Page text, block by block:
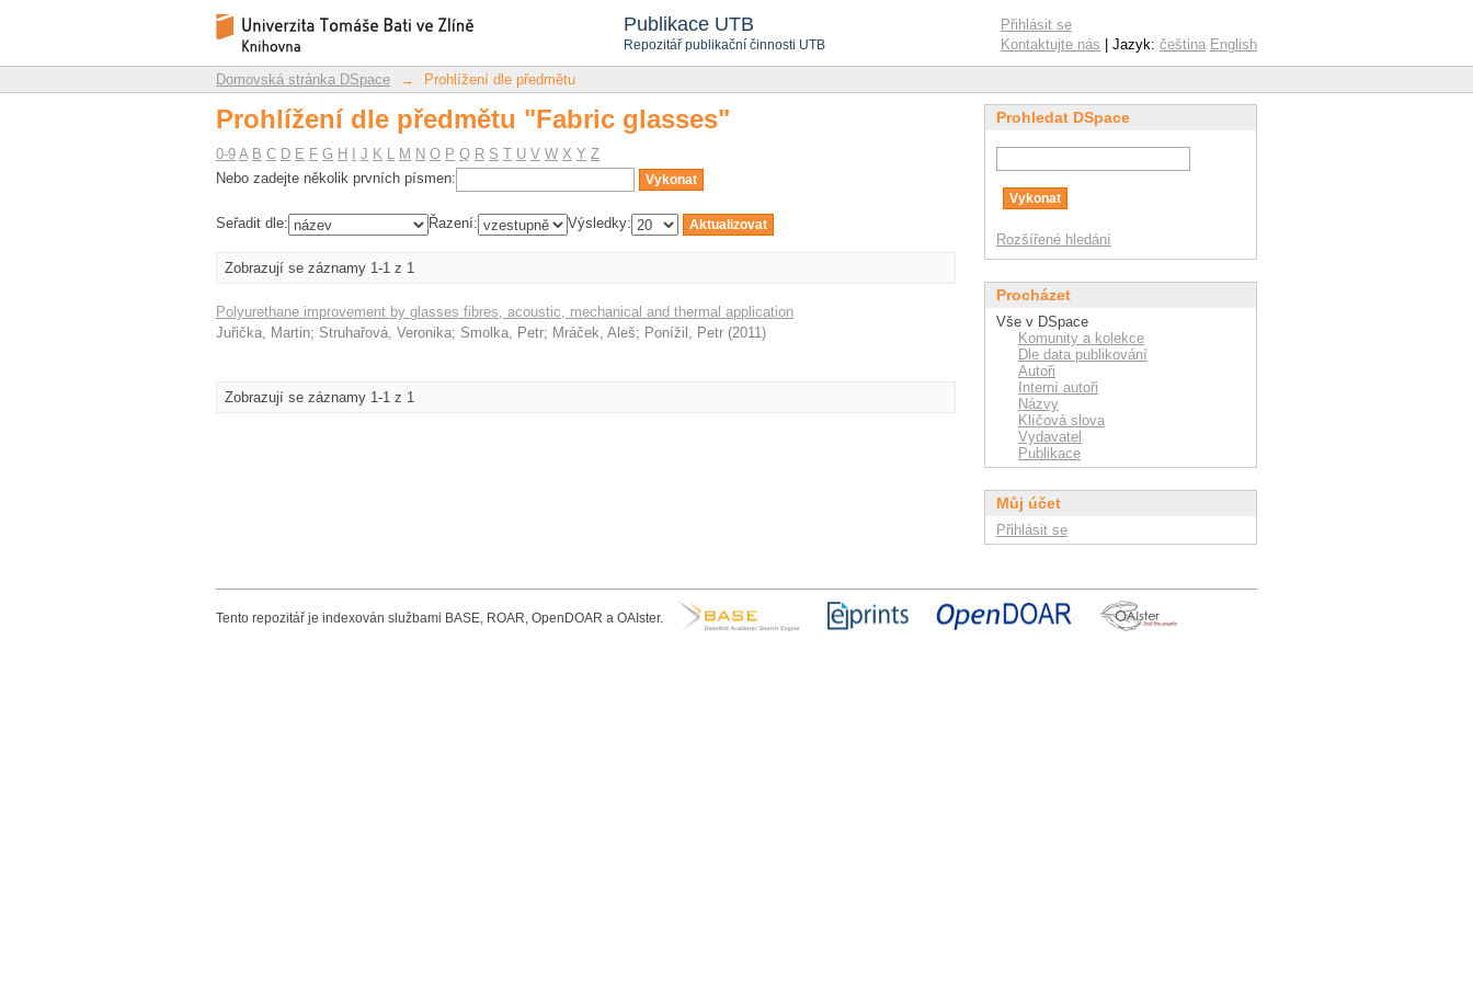
Publikace UTB
Repozitář publikační činnosti UTB
Prohlížení dle předmětu "Fabric glasses"
Repozitář DSpace/Manakin
Přihlásit se
Kontaktujte nás | Jazyk: čeština English
Domovská stránka DSpace → Prohlížení dle předmětu
Prohlížení dle předmětu "Fabric glasses"
0-9 A B C D E F G H J K L M N O P Q R S T U V W X Y Z
Nebo zadejte několik prvních písmen:
Seřadit dle: Řazení: Výsledky:
Zobrazují se záznamy 1-1 z 1
Polyurethane improvement by glasses fibres, acoustic, mechanical and thermal application
Juřička, Martin; Struhařová, Veronika; Smolka, Petr; Mráček, Aleš; Ponížil, Petr (2011)
Zobrazují se záznamy 1-1 z 1
Prohledat DSpace
Rozšířené hledání
Procházet
Vše v DSpace
Komunity a kolekce
Dle data publikování
Autoři
Interní autoři
Názvy
Klíčová slova
Vydavatel
Publikace
Můj účet
Přihlásit se
Tento repozitář je indexován službami BASE, ROAR, OpenDOAR a OAIster.